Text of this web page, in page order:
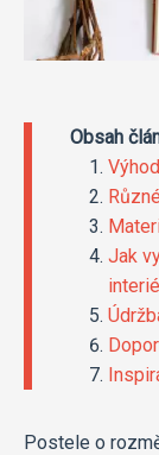
Obsah
Jak
Postele o